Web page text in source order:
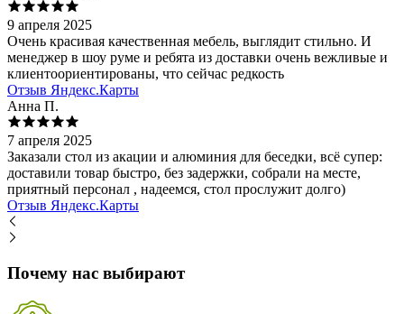
9 апреля 2025
Очень красивая качественная мебель, выглядит стильно. И
менеджер в шоу руме и ребята из доставки очень вежливые и
клиентоориентированы, что сейчас редкость
Отзыв Яндекс.Карты
Анна П.
7 апреля 2025
Заказали стол из акации и алюминия для беседки, всё супер:
доставили товар быстро, без задержки, собрали на месте,
приятный персонал , надеемся, стол прослужит долго)
Отзыв Яндекс.Карты
Почему нас выбирают